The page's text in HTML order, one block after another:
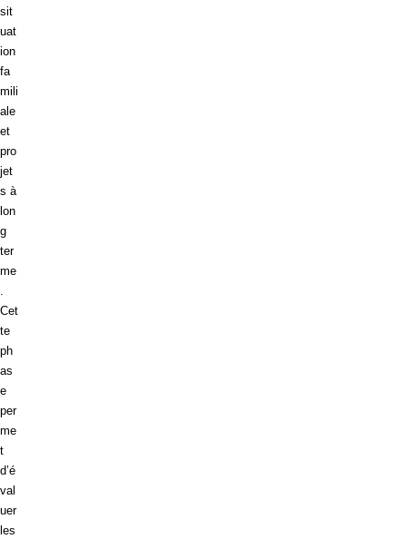
sit
uat
ion
fa
mili
ale
et
pro
jet
s à
lon
g
ter
me
.
Cet
te
ph
as
e
per
me
t
d’é
val
uer
les